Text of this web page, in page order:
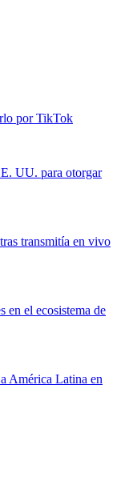
por TikTok
UU. para otorgar
transmitía en vivo
en el ecosistema de
América Latina en